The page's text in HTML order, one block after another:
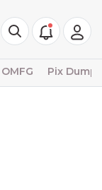
OMFG Pix Dump